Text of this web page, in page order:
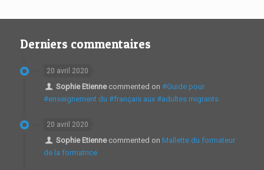
Derniers commentaires
20 avril 2020
Sophie Etiennecommented on #Guide pour
#enseignement du #français aux #adultes migrants
20 avril 2020
Sophie Etiennecommented on Mallette du formateur
de la formatrice